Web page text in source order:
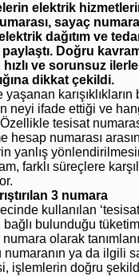
elektrik
sayaç
dağıtım ve
Doğru
ve sorunsuz
dikkat çekildi.
karışıklıkların
neyi ifade ettiği ve
tesisat
hesap numarası
yanlış
farklı süreçlere
3 numara
kullanılan ‘tesisat
bulunduğu
olarak
numaranın ya da ilgili
işlemlerin doğru